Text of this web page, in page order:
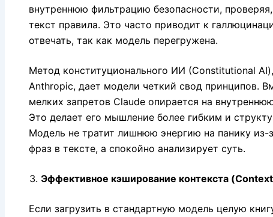
внутреннюю фильтрацию безопасности,
текст правила. Это часто приводит к
отвечать, так как модель перегружена.
Метод конституционального ИИ (Constitutional
Anthropic, дает модели четкий свод принципов.
мелких запретов Claude опирается на
Это делает его мышление более гибким и
Модель не тратит лишнюю энергию на панику из-
фраз в тексте, а спокойно анализирует суть.
Эффективное кэширование контекста
Если загрузить в стандартную модель целую